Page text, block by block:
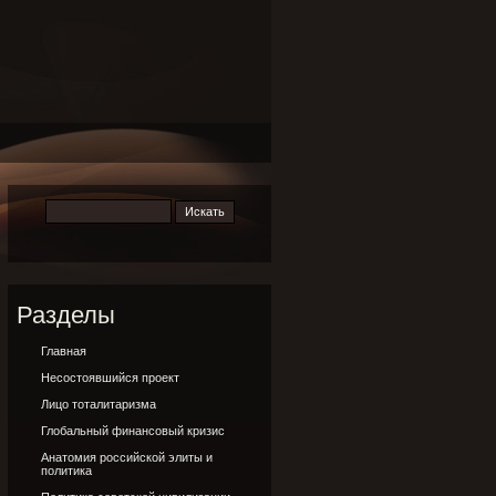
Разделы
Главная
Несостоявшийся проект
Лицо тоталитаризма
Глобальный финансовый кризис
Анатомия российской элиты и
политика